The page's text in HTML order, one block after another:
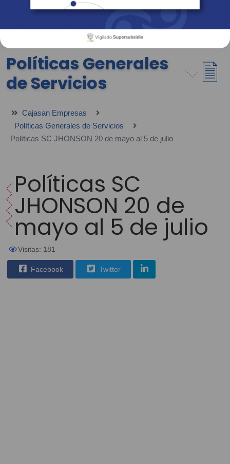
Revista Fácil Vivir
Sedes Directorio Servicios En Línea
Políticas Generales
de Servicios
Cajasan Empresas
Políticas Generales de Servicios
Políticas SC JHONSON 20 de mayo al 5 de julio
Políticas SC
JHONSON 20 de
mayo al 5 de julio
Visitas: 181
Facebook Twitter